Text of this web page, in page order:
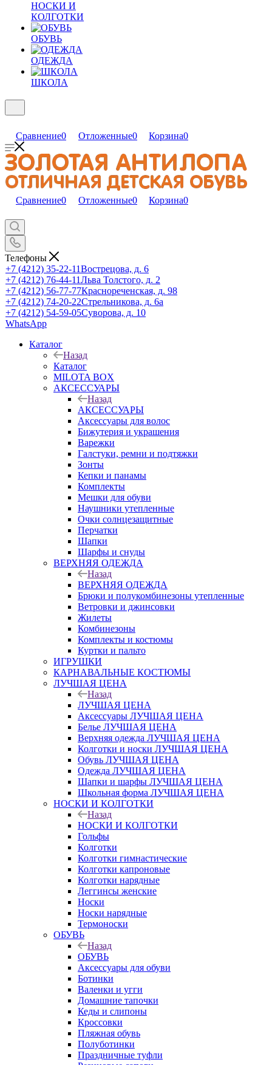
НОСКИ И
КОЛГОТКИ
ОБУВЬ
ОДЕЖДА
ШКОЛА
Сравнение0 Отложенные0 Корзина0
Сравнение0 Отложенные0 Корзина0
Телефоны
+7 (4212) 35-22-11Вострецова, д. 6
+7 (4212) 76-44-11Льва Толстого, д. 2
+7 (4212) 56-77-77Краснореченская, д. 98
+7 (4212) 74-20-22Стрельникова, д. 6а
+7 (4212) 54-59-05Суворова, д. 10
WhatsApp
Каталог
Назад
Каталог
MILOTA BOX
АКСЕССУАРЫ
Назад
АКСЕССУАРЫ
Аксессуары для волос
Бижутерия и украшения
Варежки
Галстуки, ремни и подтяжки
Зонты
Кепки и панамы
Комплекты
Мешки для обуви
Наушники утепленные
Очки солнцезащитные
Перчатки
Шапки
Шарфы и снуды
ВЕРХНЯЯ ОДЕЖДА
Назад
ВЕРХНЯЯ ОДЕЖДА
Брюки и полукомбинезоны утепленные
Ветровки и джинсовки
Жилеты
Комбинезоны
Комплекты и костюмы
Куртки и пальто
ИГРУШКИ
КАРНАВАЛЬНЫЕ КОСТЮМЫ
ЛУЧШАЯ ЦЕНА
Назад
ЛУЧШАЯ ЦЕНА
Аксессуары ЛУЧШАЯ ЦЕНА
Белье ЛУЧШАЯ ЦЕНА
Верхняя одежда ЛУЧШАЯ ЦЕНА
Колготки и носки ЛУЧШАЯ ЦЕНА
Обувь ЛУЧШАЯ ЦЕНА
Одежда ЛУЧШАЯ ЦЕНА
Шапки и шарфы ЛУЧШАЯ ЦЕНА
Школьная форма ЛУЧШАЯ ЦЕНА
НОСКИ И КОЛГОТКИ
Назад
НОСКИ И КОЛГОТКИ
Гольфы
Колготки
Колготки гимнастические
Колготки капроновые
Колготки нарядные
Леггинсы женские
Носки
Носки нарядные
Термоноски
ОБУВЬ
Назад
ОБУВЬ
Аксессуары для обуви
Ботинки
Валенки и угги
Домашние тапочки
Кеды и слипоны
Кроссовки
Пляжная обувь
Полуботинки
Праздничные туфли